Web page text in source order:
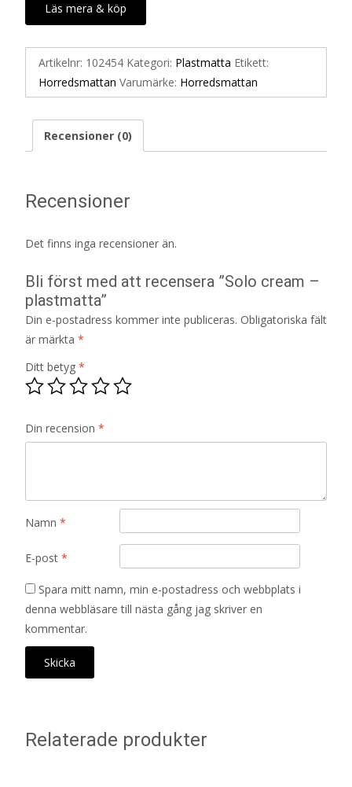
Läs mera & köp
Artikelnr: 102454 Kategori: Plastmatta Etikett:
Horredsmattan Varumärke: Horredsmattan
Recensioner (0)
Recensioner
Det finns inga recensioner än.
Bli först med att recensera ”Solo cream –
plastmatta”
Din e-postadress kommer inte publiceras. Obligatoriska fält
är märkta *
Ditt betyg *
Din recension *
Namn *
E-post *
Spara mitt namn, min e-postadress och webbplats i
denna webbläsare till nästa gång jag skriver en
kommentar.
Relaterade produkter